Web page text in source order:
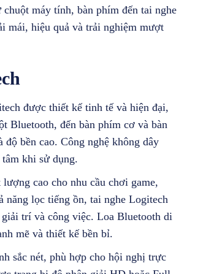
máy tính, bàn phím đến tai nghe
mái, hiệu quả và trải nghiệm mượt
được thiết kế tinh tế và hiện đại,
Bluetooth, đến bàn phím cơ và bàn
bền cao. Công nghệ không dây
khi sử dụng.
cao cho nhu cầu chơi game,
năng lọc tiếng ồn, tai nghe Logitech
trí và công việc. Loa Bluetooth di
mẽ và thiết kế bền bỉ.
sắc nét, phù hợp cho hội nghị trực